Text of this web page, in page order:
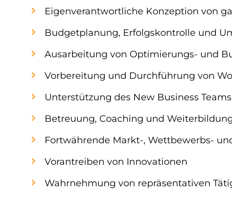
Eigenverantwortliche Konzeption von
Budgetplanung, Erfolgskontrolle und
Ausarbeitung von Optimierungs- und
Vorbereitung und Durchführung von
Unterstützung des New Business
Betreuung, Coaching und
Fortwährende Markt-, Wettbewerbs-
Vorantreiben von Innovationen
Wahrnehmung von repräsentativen